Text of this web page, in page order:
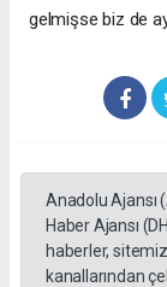
gelmişse biz de
Anadolu Ajansı
Haber Ajansı
haberler,
kanallarından